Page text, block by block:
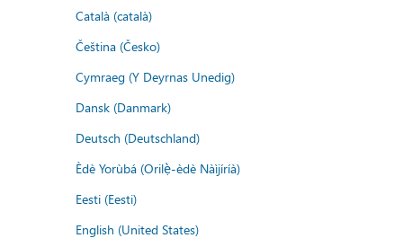
Català (català)
Čeština (Česko)
Cymraeg (Y Deyrnas Unedig)
Dansk (Danmark)
Deutsch (Deutschland)
Èdè Yorùbá (Orilẹ̀-èdè Nàìjíríà)
Eesti (Eesti)
English (United States)